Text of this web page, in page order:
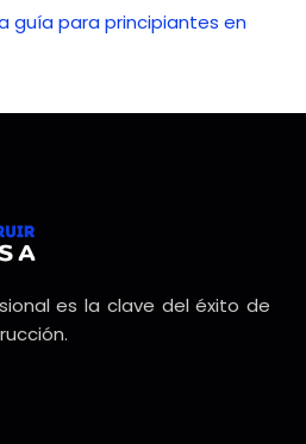
guía para principiantes en
es la clave del éxito de